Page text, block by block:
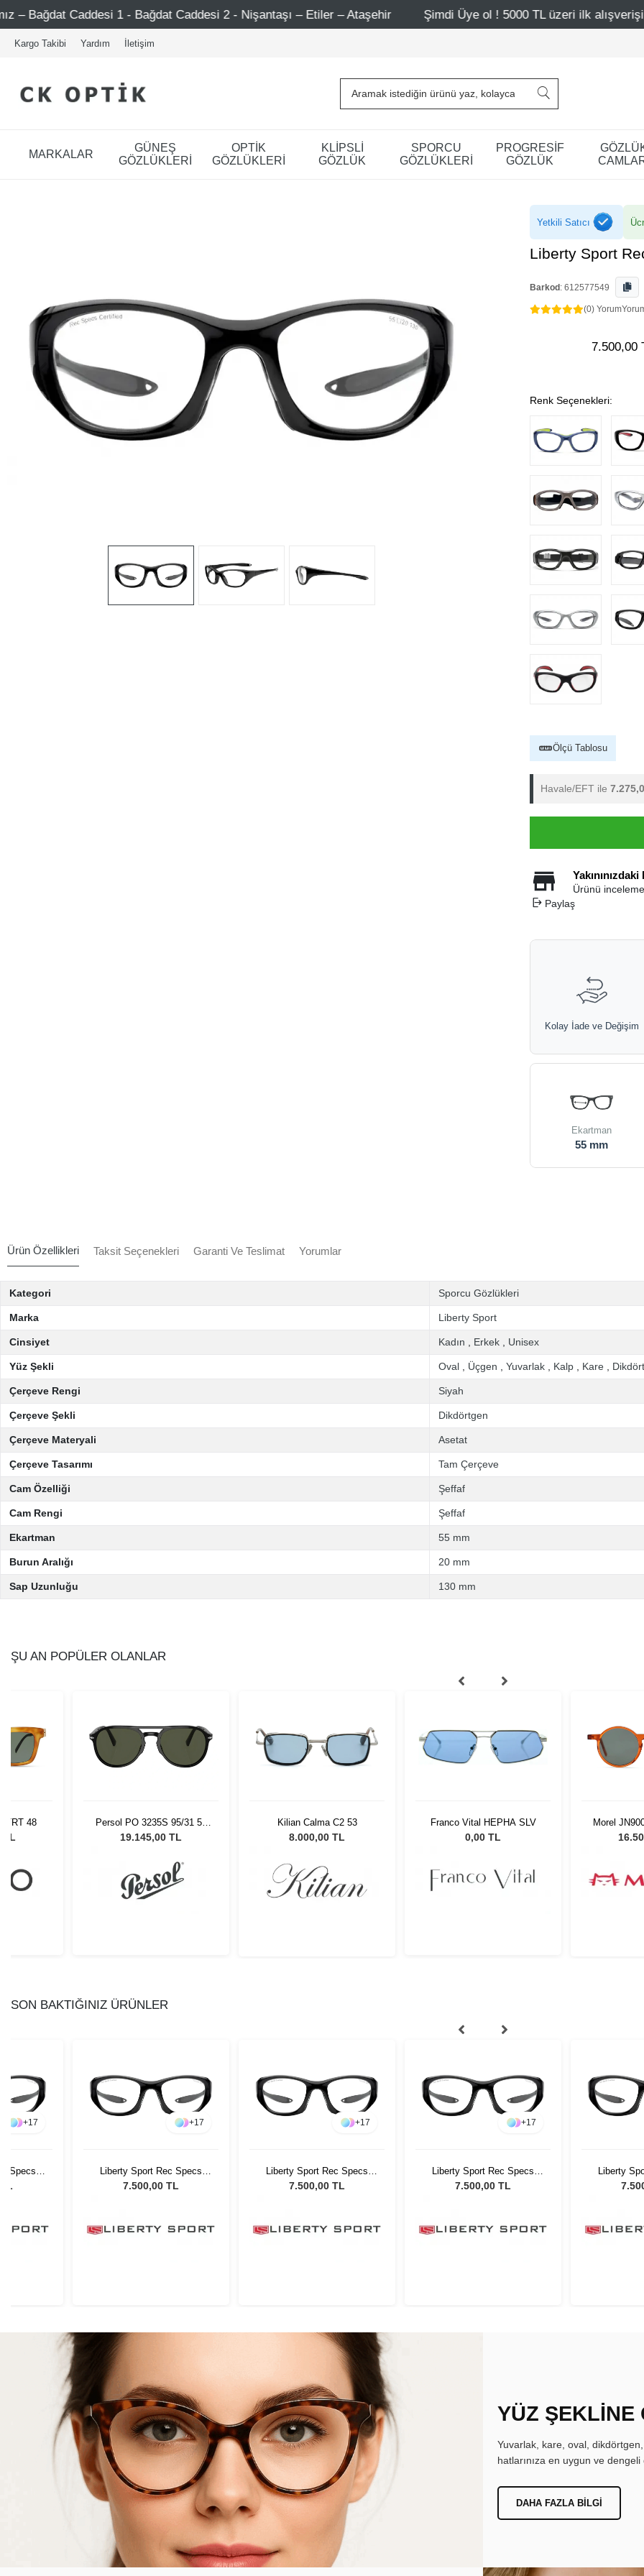
1 - Bağdat Caddesi 2 - Nişantaşı – Etiler – Ataşehir Şimdi Üye ol ! 5000 TL üzeri ilk alışverişinde 500 TL
Kargo Takibi Yardım İletişim
MARKALAR
GÜNEŞ
GÖZLÜKLERİ
OPTİK
GÖZLÜKLERİ
KLİPSLİ
GÖZLÜK
SPORCU
GÖZLÜKLERİ
PROGRESİF
GÖZLÜK
Yetkili Satıcı
Liberty Sport
Barkod : 612577549
(0) Yorum
7.500,00
Renk Seçenekleri:
Ölçü Tablosu
Havale/EFT ile
Ürünü
Paylaş
Kolay İade ve Değişim
Ekartman
55 mm
Ürün Özellikleri Taksit Seçenekleri Garanti Ve Teslimat Yorumlar
Kategori Sporcu Gözlükleri
Marka Liberty Sport
Cinsiyet Kadın Erkek Unisex
Yüz Şekli Oval Üçgen Yuvarlak Kalp Kare
Çerçeve Rengi Siyah
Çerçeve Şekli Dikdörtgen
Çerçeve Materyali Asetat
Çerçeve Tasarımı Tam Çerçeve
Cam Özelliği Şeffaf
Cam Rengi Şeffaf
Ekartman 55 mm
Burun Aralığı 20 mm
Sap Uzunluğu 130 mm
ŞU AN POPÜLER OLANLAR
48
TL
Persol PO 3235S 95/31 55
Unisex Güneş Gözlüğü
19.145,00 TL
Kilian Calma C2 53
8.000,00 TL
Franco Vital HEPHA SLV
0,00 TL
Morel
SON BAKTIĞINIZ ÜRÜNLER
+17
Specs
+17
Liberty Sport Rec Specs
MX30 55 20 130 #3
7.500,00 TL
+17
Liberty Sport Rec Specs
MX30 55 20 130 #3
7.500,00 TL
+17
Liberty Sport Rec Specs
MX30 55 20 130 #3
7.500,00 TL
Liberty
MX30
YÜZ ŞEKLİNE
Yuvarlak, kare, oval,
hatlarınıza en uygun ve
DAHA FAZLA BILGI